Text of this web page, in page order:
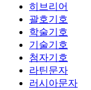
히브리어
괄호기호
학술기호
기술기호
첨자기호
라틴문자
러시아문자